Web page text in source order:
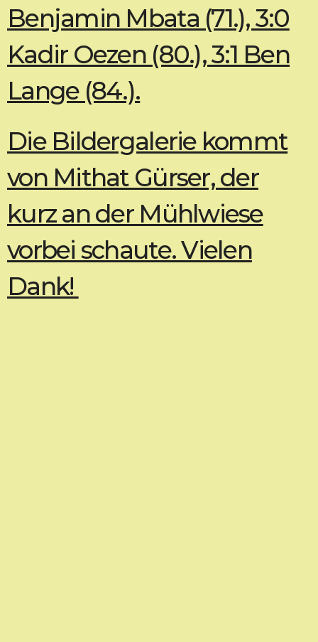
Benjamin Mbata (71.), 3:0
Kadir Oezen (80.), 3:1 Ben
Lange (84.).
Die Bildergalerie kommt
von Mithat Gürser, der
kurz an der Mühlwiese
vorbei schaute. Vielen
Dank!